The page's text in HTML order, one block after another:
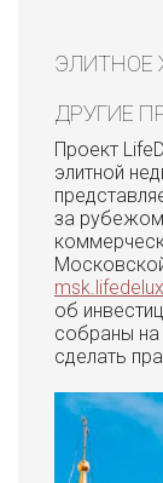
ЭЛИТНОЕ
ДРУГИЕ
Проект
элитной
за
об
собраны на
сделать